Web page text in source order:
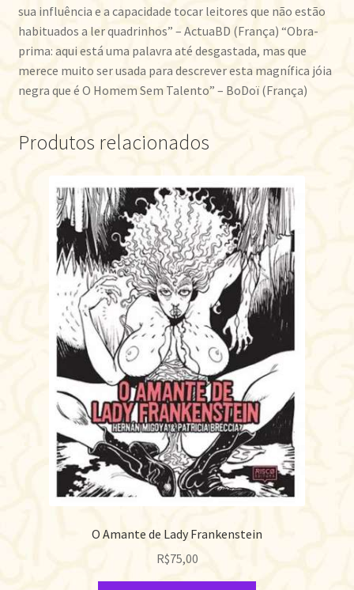
sua influência e a capacidade tocar leitores que não estão
habituados a ler quadrinhos” – ActuaBD (França) “Obra-
prima: aqui está uma palavra até desgastada, mas que
merece muito ser usada para descrever esta magnífica jóia
negra que é O Homem Sem Talento” – BoDoï (França)
Produtos relacionados
O Amante de Lady Frankenstein
R$75,00